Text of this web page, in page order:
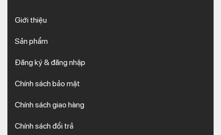
Giới thiệu
Sản phẩm
Đăng ký & đăng nhập
Chính sách bảo mật
Chính sách giao hàng
Chính sách đổi trả